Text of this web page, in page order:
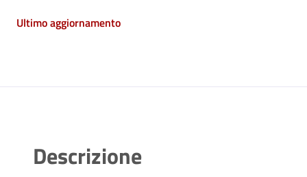
Ultimo aggiornamento
Descrizione